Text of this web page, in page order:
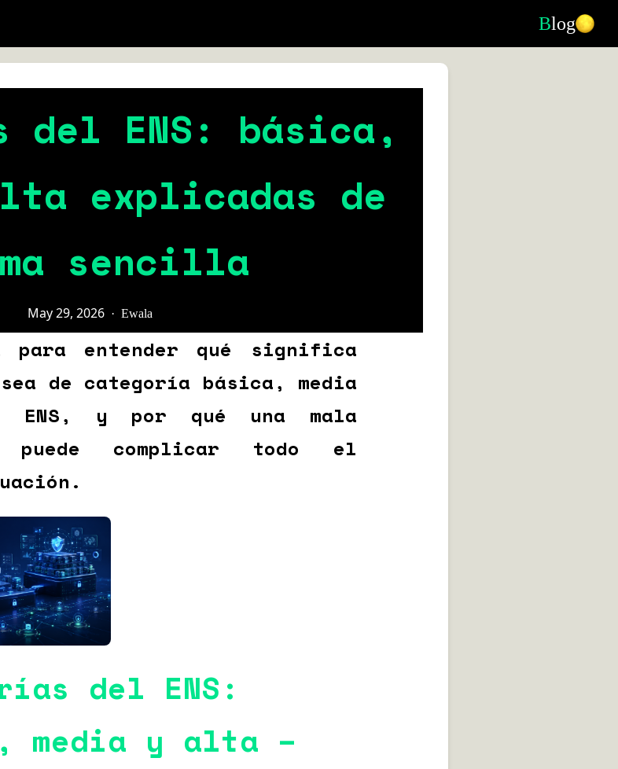
Blog
del ENS: básica,
explicadas de
sencilla
May 29, 2026 · Ewala
para entender qué significa
de categoría básica, media
y por qué una mala
puede complicar todo el
del ENS:
media y alta –